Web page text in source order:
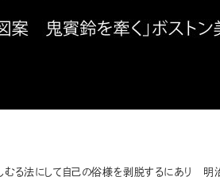
る法にして自己の俗様を剥脱するにあり